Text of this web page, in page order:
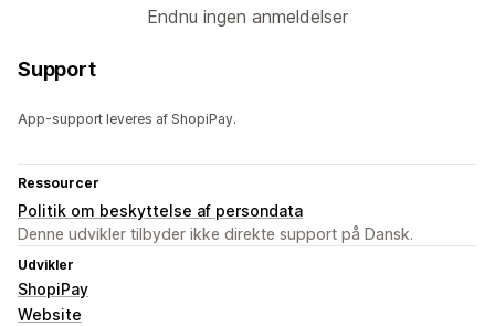
Endnu ingen anmeldelser
Support
App-support leveres af ShopiPay.
Ressourcer
Politik om beskyttelse af persondata
Denne udvikler tilbyder ikke direkte support på Dansk.
Udvikler
ShopiPay
Website